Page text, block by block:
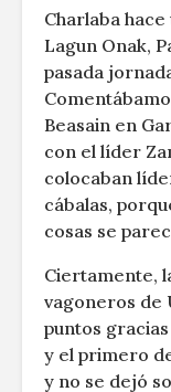
Charlaba
Lagun Onak,
pasada
Beasain en
con el líder
colocaban
cábalas,
cosas se
Ciertamente,
vagoneros de
puntos
y el primero
y no se dejó